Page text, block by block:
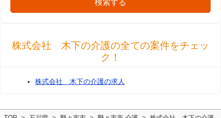
検索する
株式会社 木下の介護の全ての案件をチェッ
ク！
株式会社 木下の介護の求人